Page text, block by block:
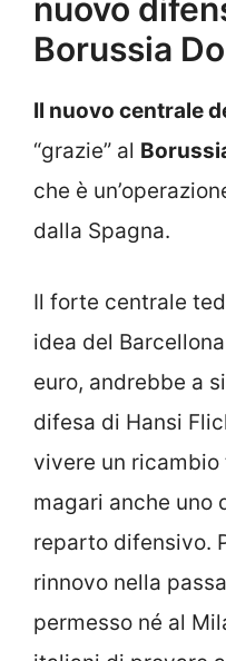
nuovo
Borussia
Il nuovo centrale
“grazie” al
che è
dalla Spagna.
Il forte centrale
idea del
euro, andrebbe a
difesa di Hansi
vivere un
magari anche uno
reparto difensivo.
rinnovo nella
permesso né al